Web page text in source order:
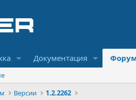
Документация
Версии 1.2.2262